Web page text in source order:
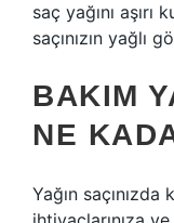
saç yağını aşırı
saçınızın yağlı
BAKIM
NE
Yağın